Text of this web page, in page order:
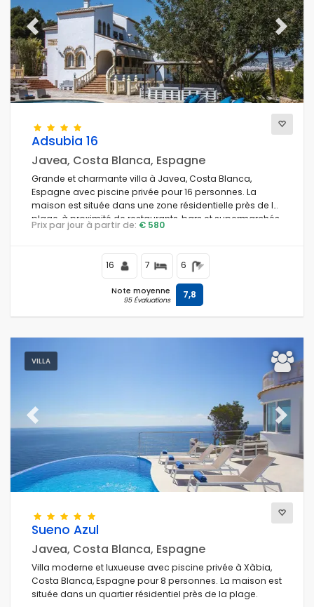
Previous Next
Adsubia 16
Javea, Costa Blanca, Espagne
Grande et charmante villa à Javea, Costa Blanca,
Espagne avec piscine privée pour 16 personnes. La
maison est située dans une zone résidentielle près de la
plage, à proximité de restaurants, bars et supermarchés,
à 1 km de la plage El Arenal, Javea et à 1 km de la mer
Prix par jour à partir de: € 580
16 7 6
Note moyenne
95 Évaluations 7,8
VILLA
Previous Next
Sueno Azul
Javea, Costa Blanca, Espagne
Villa moderne et luxueuse avec piscine privée à Xàbia,
Costa Blanca, Espagne pour 8 personnes. La maison est
située dans un quartier résidentiel près de la plage.